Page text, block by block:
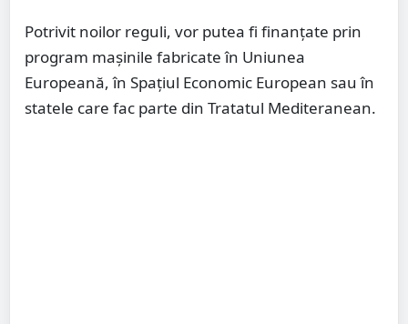
Potrivit noilor reguli, vor putea fi finanțate prin
program mașinile fabricate în Uniunea
Europeană, în Spațiul Economic European sau în
statele care fac parte din Tratatul Mediteranean.